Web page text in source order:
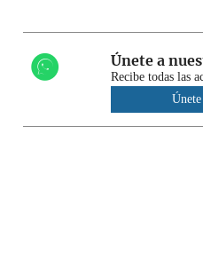
Únete a
Recibe todas las
Únete